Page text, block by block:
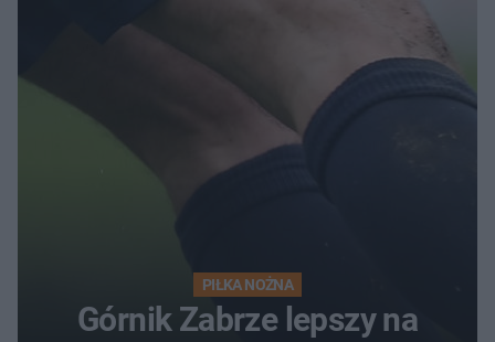
PIŁKA NOŻNA
Górnik Zabrze lepszy na